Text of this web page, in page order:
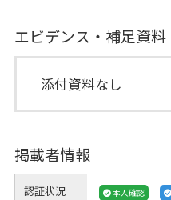
エビデンス・補足資料
添付資料なし
掲載者情報
認証状況 本人確認